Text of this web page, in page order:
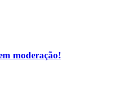
moderação!